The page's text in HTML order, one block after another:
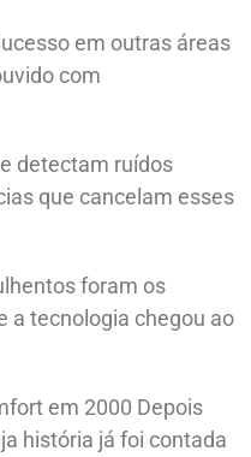
em outras áreas
com
detectam ruídos
que cancelam esses
foram os
a tecnologia chegou ao
em 2000 Depois
história já foi contada